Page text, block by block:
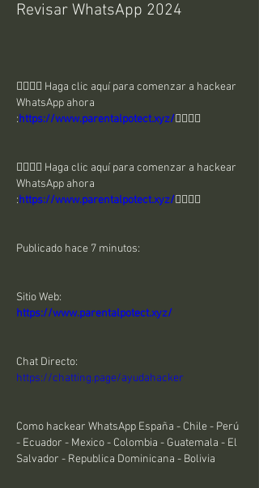
Revisar WhatsApp 2024
👉🏻👉🏻 Haga clic aquí para comenzar a hackear
WhatsApp ahora
:https://www.parentalpotect.xyz/👈🏻👈🏻
👉🏻👉🏻 Haga clic aquí para comenzar a hackear
WhatsApp ahora
:https://www.parentalpotect.xyz/👈🏻👈🏻
Publicado hace 7 minutos:
Sitio Web:
https://www.parentalpotect.xyz/
Chat Directo:
https://chatting.page/ayudahacker
Como hackear WhatsApp España - Chile - Perú
- Ecuador - Mexico - Colombia - Guatemala - El
Salvador - Republica Dominicana - Bolivia